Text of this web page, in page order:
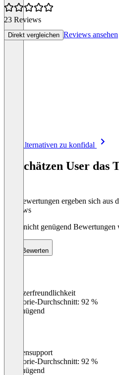
23 Reviews
Direkt vergleichen Reviews ansehen
Alle Alternativen zu konfidal
So schätzen User das
Die Bewertungen ergeben sich aus
Reviews
Noch nicht genügend Bewertungen
Bewerten
Benutzerfreundlichkeit
Kategorie-Durchschnitt: 92 %
Ungenügend
Kundensupport
Kategorie-Durchschnitt: 92 %
Ungenügend